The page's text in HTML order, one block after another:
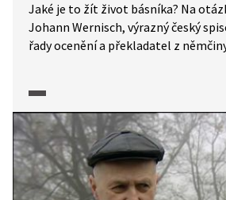
Jaké je to žít život básníka? Na
Johann Wernisch, výrazný český
řady ocenění a překladatel z
za dnem, který nebyl a v neposlední
ze svých knih.